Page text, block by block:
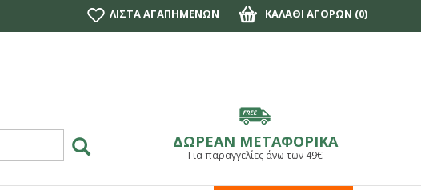
ΛΙΣΤΑ ΑΓΑΠΗΜΕΝΩΝ ΚΑΛΑΘΙ ΑΓΟΡΩΝ (0)
ΔΩΡΕΑΝ ΜΕΤΑΦΟΡΙΚΑ
Για παραγγελίες άνω των 49€